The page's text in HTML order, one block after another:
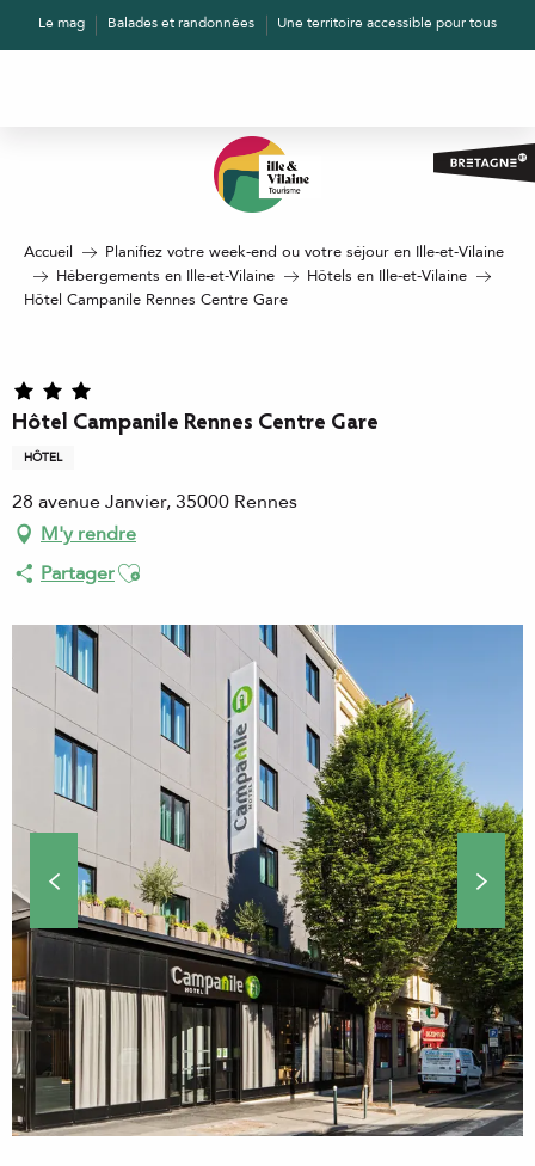
AllerLe mag Balades et randonnées Une territoire accessible pour tous
Accueil
Planifiez votre week-end ou votre séjour en Ille-et-Vilaine
Hébergements en Ille-et-Vilaine
Hôtels en Ille-et-Vilaine
Hôtel Campanile Rennes Centre Gare
Hôtel Campanile Rennes Centre Gare
HÔTEL
28 avenue Janvier, 35000 Rennes
M'y rendre
PartagerAjouter aux favoris